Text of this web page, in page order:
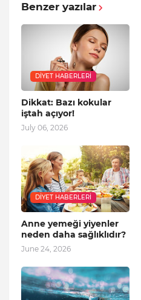
Benzer yazılar
DIYET HABERLERI
Dikkat: Bazı kokular
iştah açıyor!
July 06, 2026
DIYET HABERLERI
Anne yemeği yiyenler
neden daha sağlıklıdır?
June 24, 2026